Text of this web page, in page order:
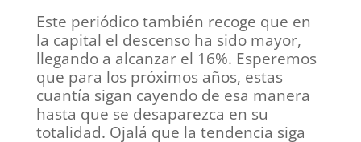
Este periódico también recoge que en
la capital el descenso ha sido mayor,
llegando a alcanzar el 16%. Esperemos
que para los próximos años, estas
cuantía sigan cayendo de esa manera
hasta que se desaparezca en su
totalidad. Ojalá que la tendencia siga